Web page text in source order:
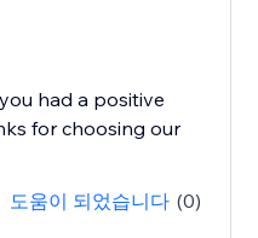
had a positive
for choosing our
도움이 되었습니다 (0)